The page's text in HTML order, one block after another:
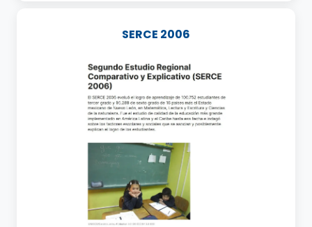
SERCE 2006